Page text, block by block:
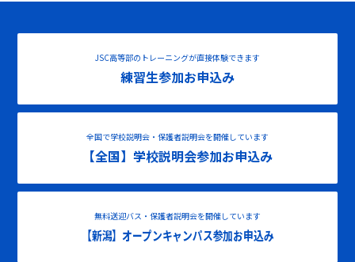
JSC高等部のトレーニングが直接体験できます
練習生参加お申込み
全国で学校説明会・保護者説明会を開催しています
【全国】学校説明会参加お申込み
無料送迎バス・保護者説明会を開催しています
【新潟】オープンキャンパス参加お申込み